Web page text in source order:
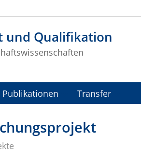
und Qualifikation
Publikationen Transfer